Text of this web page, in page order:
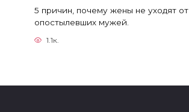
5 причин, почему жены не уходят от
опостылевших мужей.
1.1к.